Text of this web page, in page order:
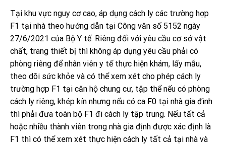
Tại khu vực nguy cơ cao, áp dụng cách ly các trường hợp
F1 tại nhà theo hướng dẫn tại Công văn số 5152 ngày
27/6/2021 của Bộ Y tế. Riêng đối với yêu cầu cơ sở vật
chất, trang thiết bị thì không áp dụng yêu cầu phải có
phòng riêng để nhân viên y tế thực hiện khám, lấy mẫu,
theo dõi sức khỏe và có thể xem xét cho phép cách ly
trường hợp F1 tại căn hộ chung cư, tập thể nếu có phòng
cách ly riêng, khép kín nhưng nếu có ca F0 tại nhà gia đình
thì phải đưa toàn bộ F1 đi cách ly tập trung. Nếu tất cả
hoặc nhiều thành viên trong nhà gia định được xác định là
F1 thì có thể xem xét thực hiện cách ly tất cả tại nhà và